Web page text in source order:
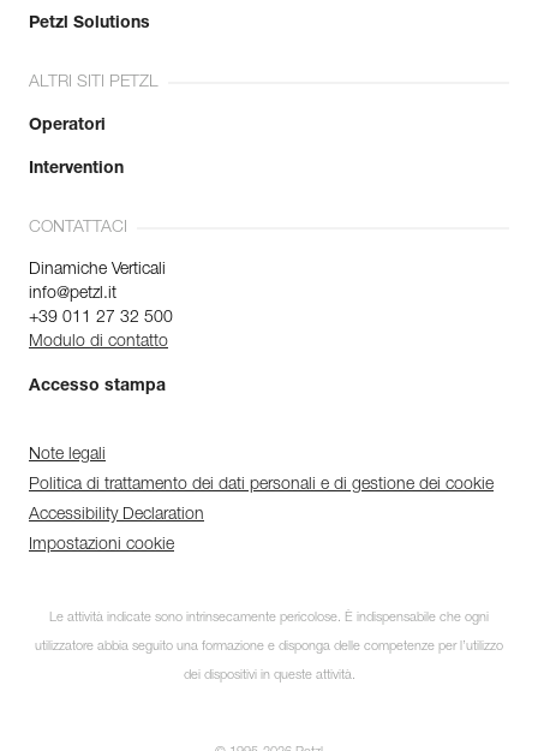
Petzl Solutions
ALTRI SITI PETZL
Operatori
Intervention
CONTATTACI
Dinamiche Verticali
info@petzl.it
+39 011 27 32 500
Modulo di contatto
Accesso stampa
Note legali
Politica di trattamento dei dati personali e di gestione dei cookie
Accessibility Declaration
Impostazioni cookie
Le attività indicate sono intrinsecamente pericolose. È indispensabile che ogni
utilizzatore abbia seguito una formazione e disponga delle competenze per l’utilizzo
dei dispositivi in queste attività.